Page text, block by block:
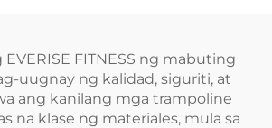
FITNESS ng mabuting
uugnay ng kalidad, siguriti, at
ang kanilang mga trampoline
na klase ng materiales, mula sa